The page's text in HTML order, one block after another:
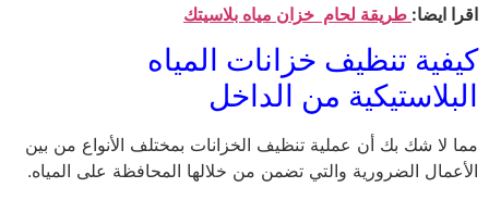
اقرا ايضا: طريقة لحام خزان مياه بلاسيتك
كيفية تنظيف خزانات المياه
البلاستيكية من الداخل
مما لا شك بك أن عملية تنظيف الخزانات بمختلف الأنواع من بين
الأعمال الضرورية والتي تضمن من خلالها المحافظة على المياه.